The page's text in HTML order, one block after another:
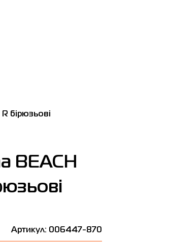
бірюзьові
BEACH
Артикул: 006447-870